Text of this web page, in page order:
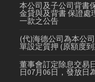
本公司及子公司背書
金貸與及背書 保證處
一款之公告
(代)海德公司為本公
單設定質押 (原額度到
董事會訂定除息交易
日07月06日，發放日